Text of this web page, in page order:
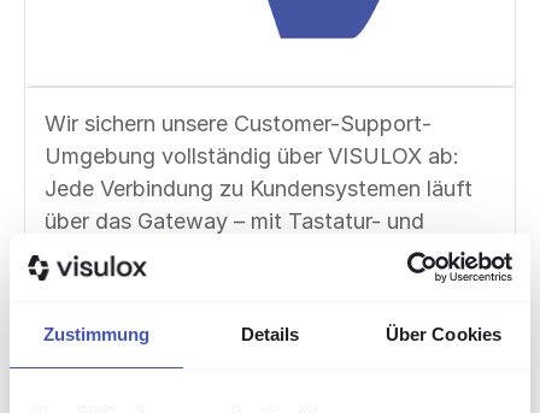
Zustimmung Details Über Cookies
Wir sichern unsere Customer-Support-
Umgebung vollständig über VISULOX ab:
Jede Verbindung zu Kundensystemen läuft
über das Gateway – mit Tastatur- und
Videoaufzeichnung, die höchste Sicherheits-
und Audit-Anforderungen erfüllt. Der